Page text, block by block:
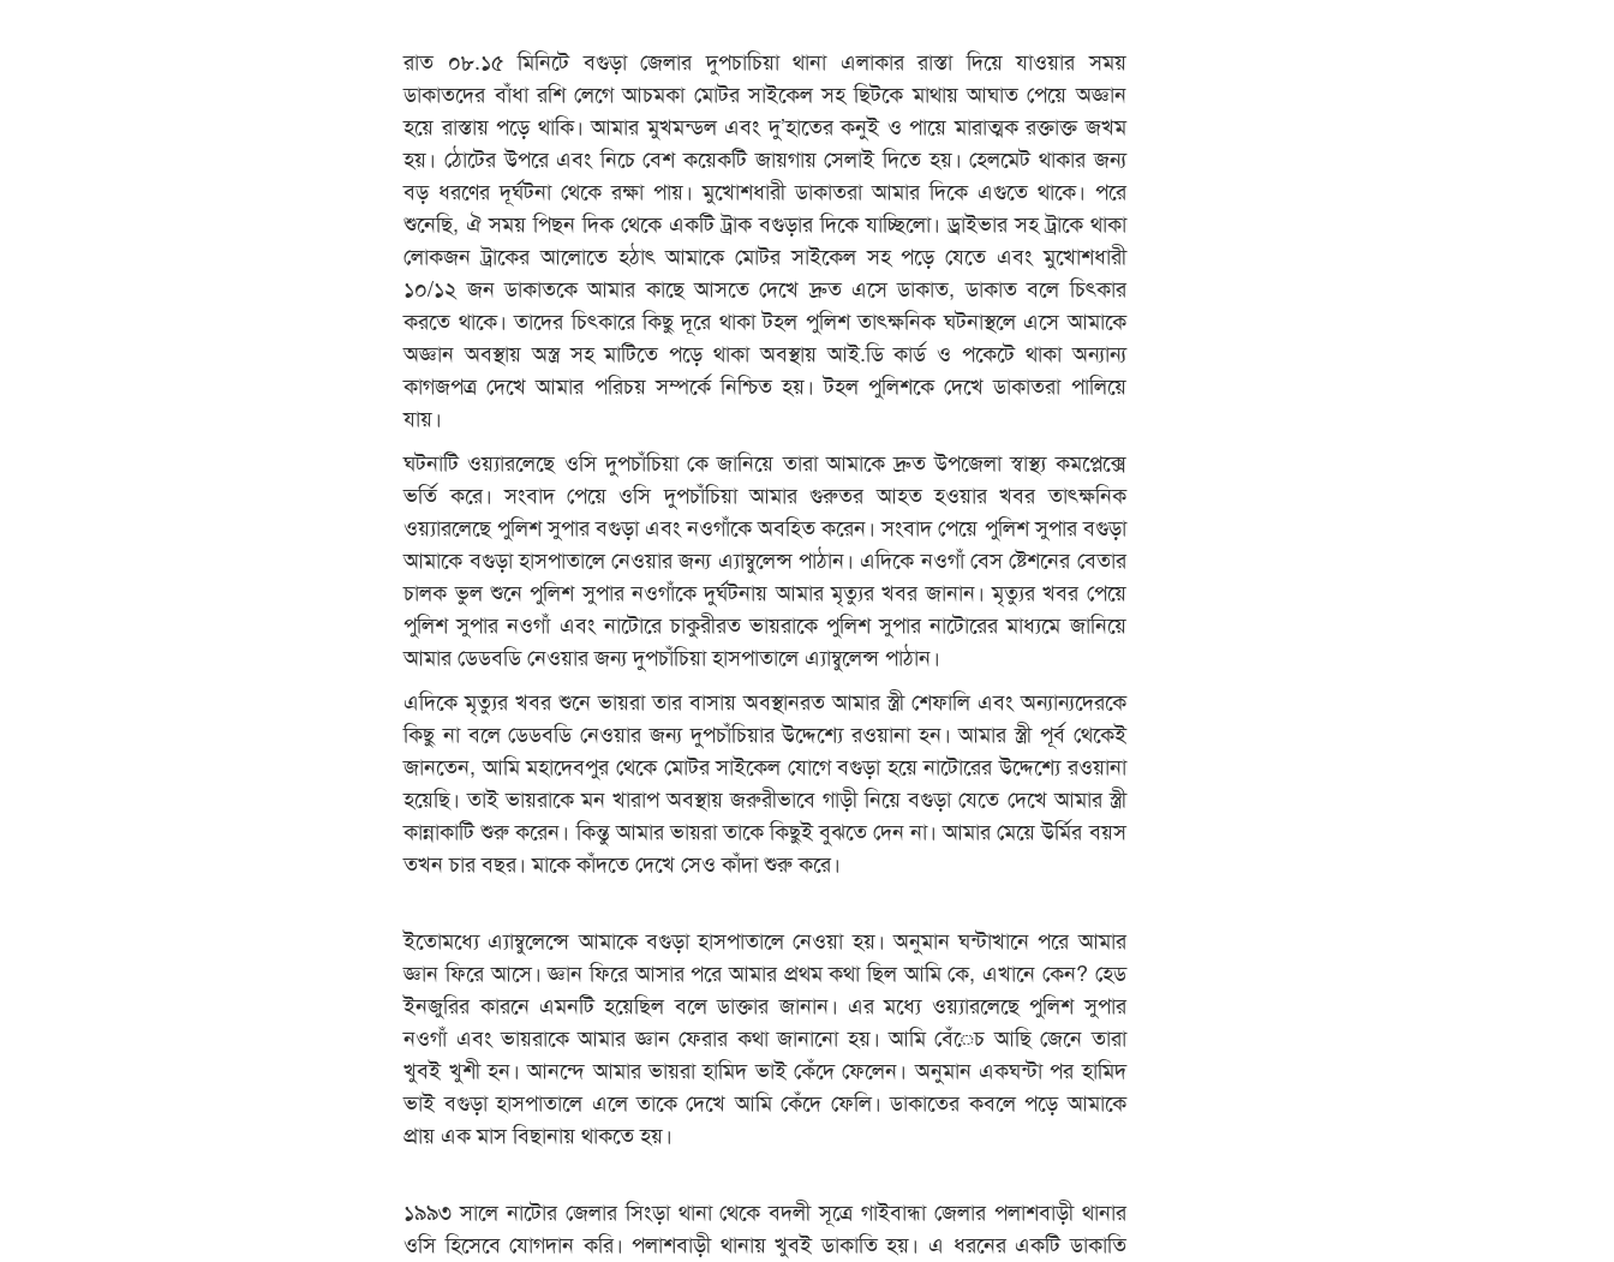
রাত ০৮.১৫ মিনিটে বগুড়া জেলার দুপচাচিয়া থানা এলাকার রাস্তা দিয়ে যাওয়ার সময়
ডাকাতদের বাঁধা রশি লেগে আচমকা মোটর সাইকেল সহ ছিটকে মাথায় আঘাত পেয়ে অজ্ঞান
হয়ে রাস্তায় পড়ে থাকি। আমার মুখমন্ডল এবং দু’হাতের কনুই ও পায়ে মারাত্মক রক্তাক্ত জখম
হয়। ঠোটের উপরে এবং নিচে বেশ কয়েকটি জায়গায় সেলাই দিতে হয়। হেলমেট থাকার জন্য
বড় ধরণের দূর্ঘটনা থেকে রক্ষা পায়। মুখোশধারী ডাকাতরা আমার দিকে এগুতে থাকে। পরে
শুনেছি, ঐ সময় পিছন দিক থেকে একটি ট্রাক বগুড়ার দিকে যাচ্ছিলো। ড্রাইভার সহ ট্রাকে থাকা
লোকজন ট্রাকের আলোতে হঠাৎ আমাকে মোটর সাইকেল সহ পড়ে যেতে এবং মুখোশধারী
১০/১২ জন ডাকাতকে আমার কাছে আসতে দেখে দ্রুত এসে ডাকাত, ডাকাত বলে চিৎকার
করতে থাকে। তাদের চিৎকারে কিছু দূরে থাকা টহল পুলিশ তাৎক্ষনিক ঘটনাস্থলে এসে আমাকে
অজ্ঞান অবস্থায় অস্ত্র সহ মাটিতে পড়ে থাকা অবস্থায় আই.ডি কার্ড ও পকেটে থাকা অন্যান্য
কাগজপত্র দেখে আমার পরিচয় সম্পর্কে নিশ্চিত হয়। টহল পুলিশকে দেখে ডাকাতরা পালিয়ে
যায়।
ঘটনাটি ওয়্যারলেছে ওসি দুপচাঁচিয়া কে জানিয়ে তারা আমাকে দ্রুত উপজেলা স্বাস্থ্য কমপ্লেক্সে
ভর্তি করে। সংবাদ পেয়ে ওসি দুপচাঁচিয়া আমার গুরুতর আহত হওয়ার খবর তাৎক্ষনিক
ওয়্যারলেছে পুলিশ সুপার বগুড়া এবং নওগাঁকে অবহিত করেন। সংবাদ পেয়ে পুলিশ সুপার বগুড়া
আমাকে বগুড়া হাসপাতালে নেওয়ার জন্য এ্যাম্বুলেন্স পাঠান। এদিকে নওগাঁ বেস ষ্টেশনের বেতার
চালক ভুল শুনে পুলিশ সুপার নওগাঁকে দুর্ঘটনায় আমার মৃত্যুর খবর জানান। মৃত্যুর খবর পেয়ে
পুলিশ সুপার নওগাঁ এবং নাটোরে চাকুরীরত ভায়রাকে পুলিশ সুপার নাটোরের মাধ্যমে জানিয়ে
আমার ডেডবডি নেওয়ার জন্য দুপচাঁচিয়া হাসপাতালে এ্যাম্বুলেন্স পাঠান।
এদিকে মৃত্যুর খবর শুনে ভায়রা তার বাসায় অবস্থানরত আমার স্ত্রী শেফালি এবং অন্যান্যদেরকে
কিছু না বলে ডেডবডি নেওয়ার জন্য দুপচাঁচিয়ার উদ্দেশ্যে রওয়ানা হন। আমার স্ত্রী পূর্ব থেকেই
জানতেন, আমি মহাদেবপুর থেকে মোটর সাইকেল যোগে বগুড়া হয়ে নাটোরের উদ্দেশ্যে রওয়ানা
হয়েছি। তাই ভায়রাকে মন খারাপ অবস্থায় জরুরীভাবে গাড়ী নিয়ে বগুড়া যেতে দেখে আমার স্ত্রী
কান্নাকাটি শুরু করেন। কিন্তু আমার ভায়রা তাকে কিছুই বুঝতে দেন না। আমার মেয়ে উর্মির বয়স
তখন চার বছর। মাকে কাঁদতে দেখে সেও কাঁদা শুরু করে।
ইতোমধ্যে এ্যাম্বুলেন্সে আমাকে বগুড়া হাসপাতালে নেওয়া হয়। অনুমান ঘন্টাখানে পরে আমার
জ্ঞান ফিরে আসে। জ্ঞান ফিরে আসার পরে আমার প্রথম কথা ছিল আমি কে, এখানে কেন? হেড
ইনজুরির কারনে এমনটি হয়েছিল বলে ডাক্তার জানান। এর মধ্যে ওয়্যারলেছে পুলিশ সুপার
নওগাঁ এবং ভায়রাকে আমার জ্ঞান ফেরার কথা জানানো হয়। আমি বেঁেচ আছি জেনে তারা
খুবই খুশী হন। আনন্দে আমার ভায়রা হামিদ ভাই কেঁদে ফেলেন। অনুমান একঘন্টা পর হামিদ
ভাই বগুড়া হাসপাতালে এলে তাকে দেখে আমি কেঁদে ফেলি। ডাকাতের কবলে পড়ে আমাকে
প্রায় এক মাস বিছানায় থাকতে হয়।
১৯৯৩ সালে নাটোর জেলার সিংড়া থানা থেকে বদলী সূত্রে গাইবান্ধা জেলার পলাশবাড়ী থানার
ওসি হিসেবে যোগদান করি। পলাশবাড়ী থানায় খুবই ডাকাতি হয়। এ ধরনের একটি ডাকাতি